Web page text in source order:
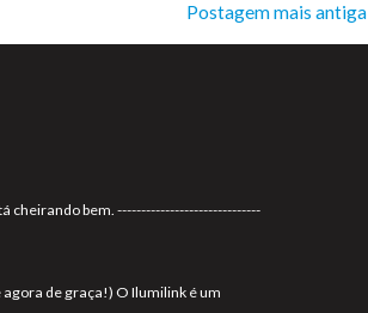
Postagem mais antiga
cheirando bem. ------------------------------
de graça!) O Ilumilink é um